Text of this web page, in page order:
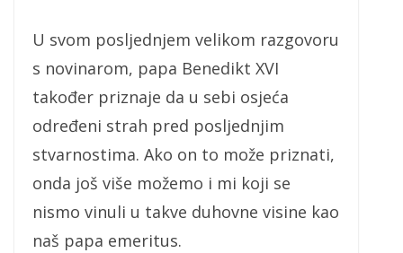
U svom posljednjem velikom razgovoru
s novinarom, papa Benedikt XVI
također priznaje da u sebi osjeća
određeni strah pred posljednjim
stvarnostima. Ako on to može priznati,
onda još više možemo i mi koji se
nismo vinuli u takve duhovne visine kao
naš papa emeritus.